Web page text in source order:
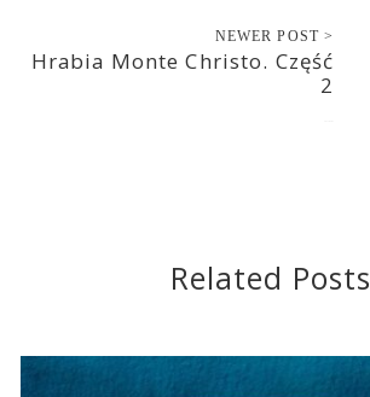
NEWER POST >
Hrabia Monte Christo. Część
2
Related Posts